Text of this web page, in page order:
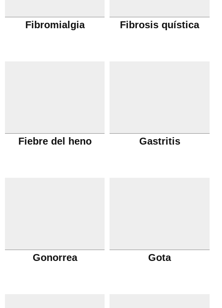
Fibromialgia Fibrosis quística
Fiebre del heno Gastritis
Gonorrea Gota